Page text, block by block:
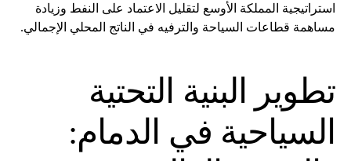
استراتيجية المملكة الأوسع لتقليل الاعتماد على النفط وزيادة
مساهمة قطاعات السياحة والترفيه في الناتج المحلي الإجمالي.
تطوير البنية التحتية
السياحية في الدمام: